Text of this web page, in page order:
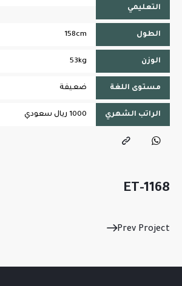
التعليمي
الطول 158cm
الوزن 53kg
مستوى اللغة ضعيفة
الراتب الشهري 1000 ريال سعودي
ET-1168
Prev Project